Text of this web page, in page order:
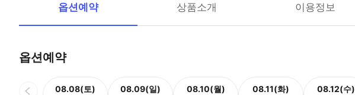
옵션예약 상품소개 이용정보
옵션예약
08.08(토) 08.09(일) 08.10(월) 08.11(화) 08.12(수)